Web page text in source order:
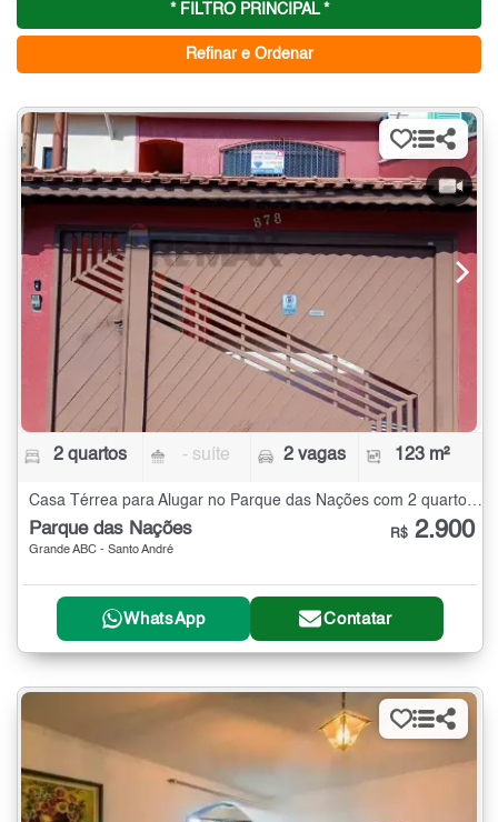
* FILTRO PRINCIPAL *
Refinar e Ordenar
2 quartos - suíte 2 vagas 123 m²
Casa Térrea para Alugar no Parque das Nações com 2 quartos - 123 m²
Parque das Nações
Grande ABC - Santo André
R$ 2.900
WhatsApp Contatar